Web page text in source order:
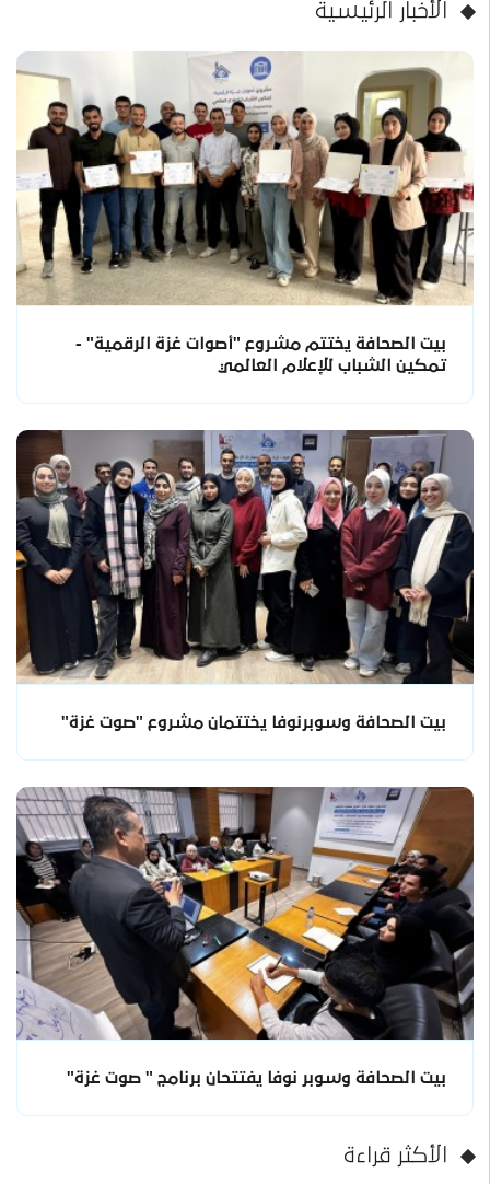
الأخبار الرئيسية
بيت الصحافة يختتم مشروع "أصوات غزة الرقمية" -
تمكين الشباب للإعلام العالمي
بيت الصحافة وسوبرنوفا يختتمان مشروع "صوت غزة"
بيت الصحافة وسوبر نوفا يفتتحان برنامج " صوت غزة"
الأكثر قراءة